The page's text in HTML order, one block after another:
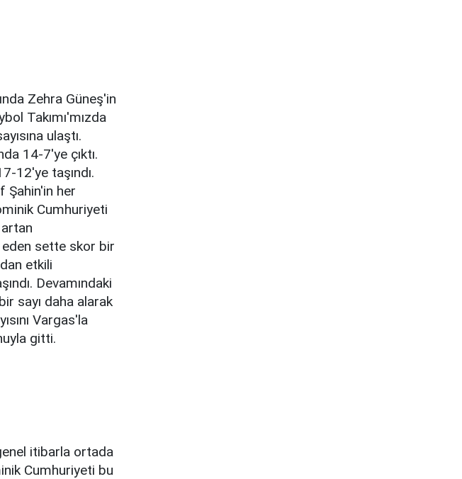
Zehra Güneş'in
Takımı'mızda
ulaştı.
14-7'ye çıktı.
12'ye taşındı.
Şahin'in her
Cumhuriyeti
artan
eden sette skor bir
etkili
Devamındaki
sayı daha alarak
Vargas'la
gitti.
itibarla ortada
Cumhuriyeti bu